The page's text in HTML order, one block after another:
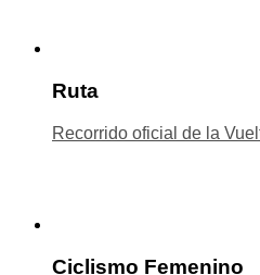
Ruta
Recorrido oficial de la
Ciclismo Femenino